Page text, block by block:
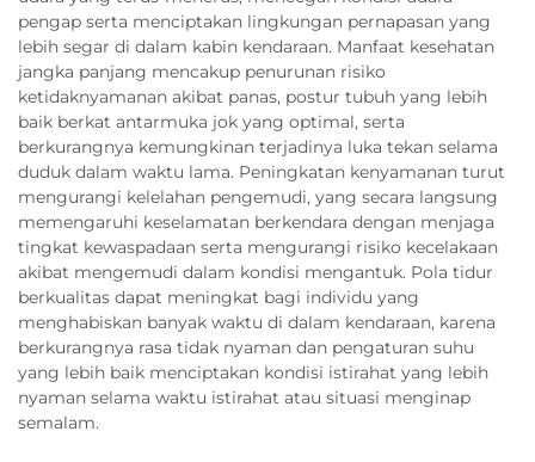
pengap serta menciptakan lingkungan pernapasan yang
lebih segar di dalam kabin kendaraan. Manfaat kesehatan
jangka panjang mencakup penurunan risiko
ketidaknyamanan akibat panas, postur tubuh yang lebih
baik berkat antarmuka jok yang optimal, serta
berkurangnya kemungkinan terjadinya luka tekan selama
duduk dalam waktu lama. Peningkatan kenyamanan turut
mengurangi kelelahan pengemudi, yang secara langsung
memengaruhi keselamatan berkendara dengan menjaga
tingkat kewaspadaan serta mengurangi risiko kecelakaan
akibat mengemudi dalam kondisi mengantuk. Pola tidur
berkualitas dapat meningkat bagi individu yang
menghabiskan banyak waktu di dalam kendaraan, karena
berkurangnya rasa tidak nyaman dan pengaturan suhu
yang lebih baik menciptakan kondisi istirahat yang lebih
nyaman selama waktu istirahat atau situasi menginap
semalam.